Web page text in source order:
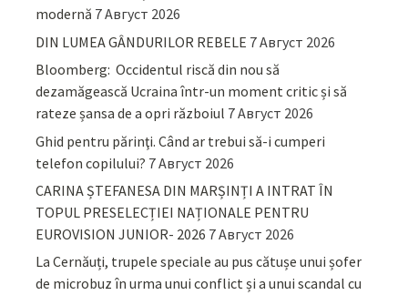
modernă 7 Август 2026
DIN LUMEA GÂNDURILOR REBELE 7 Август 2026
Bloomberg: Occidentul riscă din nou să
dezamăgească Ucraina într-un moment critic și să
rateze șansa de a opri războiul 7 Август 2026
Ghid pentru părinţi. Când ar trebui să-i cumperi
telefon copilului? 7 Август 2026
CARINA ȘTEFANESA DIN MARȘINȚI A INTRAT ÎN
TOPUL PRESELECȚIEI NAȚIONALE PENTRU
EUROVISION JUNIOR- 2026 7 Август 2026
La Cernăuți, trupele speciale au pus cătușe unui șofer
de microbuz în urma unui conflict și a unui scandal cu